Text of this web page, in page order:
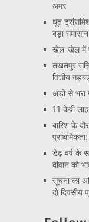
अमर
धूत
बड़ा घमासान
खेल-खेल में
तखतपुर
वित्तीय
अंडों से भरा
11 केवी
बारिश के
डेढ़ वर्ष के
दीवान को
सूचना का
दो दिवसीय